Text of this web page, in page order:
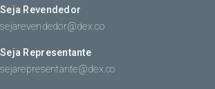
Seja Revendedor
sejarevendedor@dex.co
Seja Representante
sejarepresentante@dex.co